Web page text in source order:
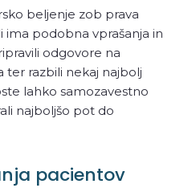
beljenje zob prava
ima podobna vprašanja in
odgovore na
ter razbili nekaj najbolj
lahko samozavestno
najboljšo pot do
pacientov